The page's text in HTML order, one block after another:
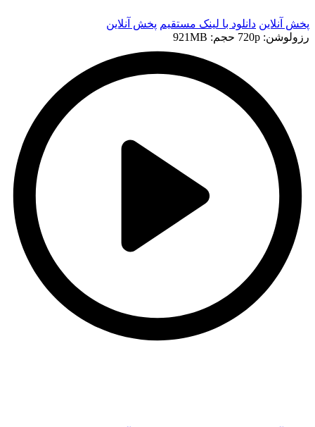
پخش آنلاین دانلود با لينک مستقيم پخش آنلاین
رزولوشن: 720p
حجم: 921MB